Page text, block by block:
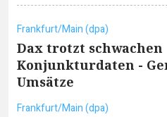
Frankfurt/Main (dpa)
Dax trotzt schwachen
Konjunkturdaten -
Umsätze
Frankfurt/Main (dpa)